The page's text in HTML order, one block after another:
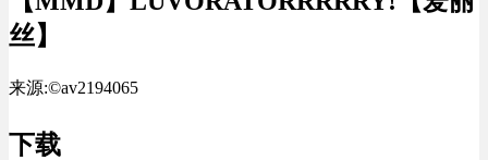
丝】
来源:©av2194065
下载